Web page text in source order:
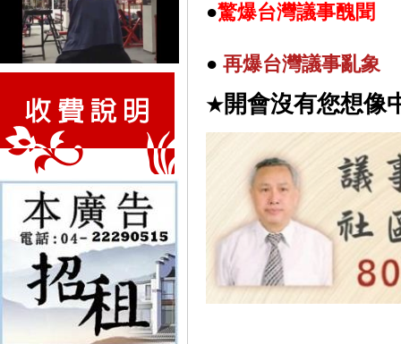
●驚爆台灣議事醜聞
● 再爆台灣議事亂象
★開會沒有您想像